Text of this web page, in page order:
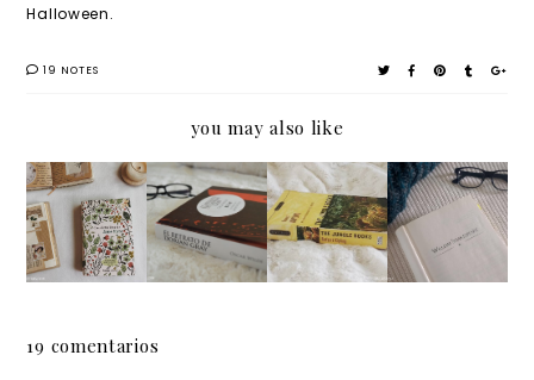
Halloween.
19 NOTES
you may also like
Jane
Eyre,
de
Charlot
Brontë
El
retrato
de
Dorian
The
Jungle
Books,
de
Mini
reseñas
:
Shakes
19 comentarios